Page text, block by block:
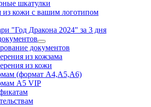
шкатулки
из кожи с вашим логотипом
"Год Дракона 2024" за 3 дня
документов
из кожзама
из кожи
(формат А4,А5,А6)
А5 VIP